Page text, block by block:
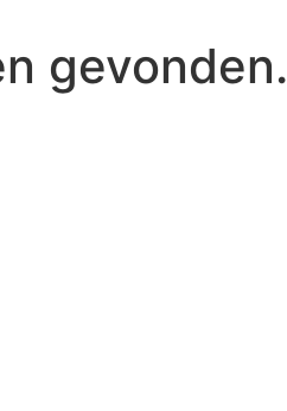
gevonden.